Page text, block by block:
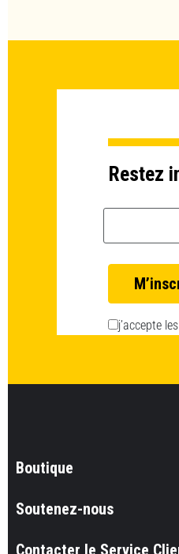
Restez
j’accepte les
Boutique
Soutenez-nous
Contacter le Service